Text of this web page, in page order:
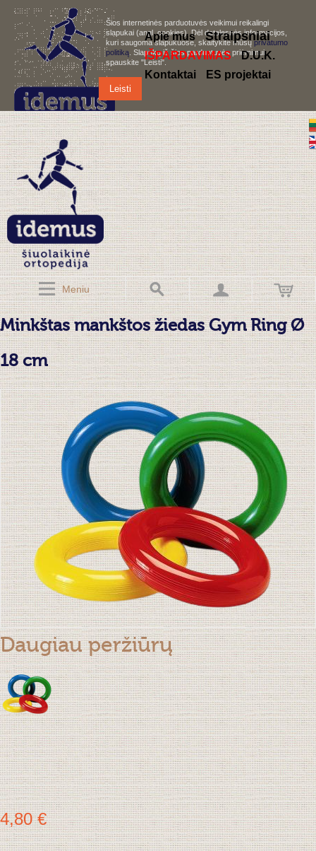
Šios internetinės parduotuvės veikimui reikalingi
slapukai (angl. cookies). Dėl detalesnės informacijos,
kuri saugoma slapukuose, skaitykite mūsųprivatumo
politiką . Slapukų iš šios parduotuvės priėmimui,
spauskite "Leisti".
Leisti
Meniu
Apie mus Straipsniai
IŠPARDAVIMAS
D.U.K.
Kontaktai
ES projektai
Minkštas mankštos žiedas Gym Ring Ø
18 cm
Daugiau peržiūrų
4,80 €